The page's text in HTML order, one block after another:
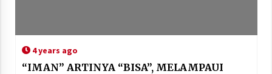
4 years ago
“IMAN” ARTINYA “BISA”, MELAMPAUI